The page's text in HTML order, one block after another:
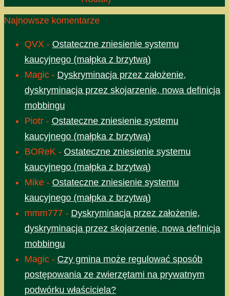
Najnowsze komentarze
QVX - Ostateczne zniesienie systemu
kaucyjnego (małpka z brzytwą)
Magic - Dyskryminacja przez założenie,
dyskryminacja przez skojarzenie, nowa definicja
mobbingu
Piotr - Ostateczne zniesienie systemu
kaucyjnego (małpka z brzytwą)
BOReK - Ostateczne zniesienie systemu
kaucyjnego (małpka z brzytwą)
Mike - Ostateczne zniesienie systemu
kaucyjnego (małpka z brzytwą)
mmm777 - Dyskryminacja przez założenie,
dyskryminacja przez skojarzenie, nowa definicja
mobbingu
Magic - Czy gmina może regulować sposób
postępowania ze zwierzętami na prywatnym
podwórku właściciela?